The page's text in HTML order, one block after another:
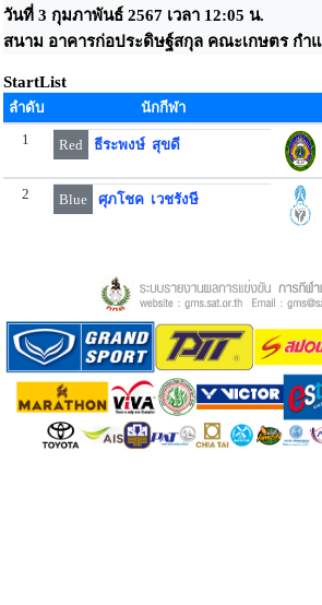
วันที่ 3 กุมภาพันธ์ 2567 เวลา 12:05 น.
สนาม อาคารก่อประดิษฐ์สกุล คณะเกษตร กำ
StartList
ลำดับ นักกีฬา
1
Red ธีระพงษ์ สุขดี
2 Blue ศุภโชค เวชรังษี